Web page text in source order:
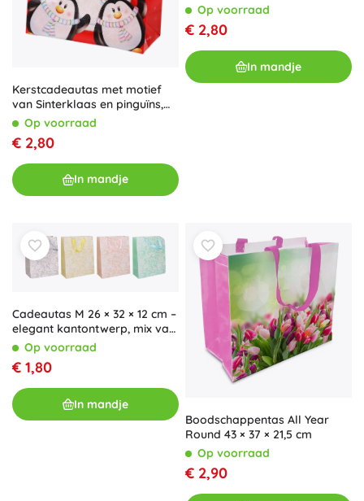
Kerstcadeautas met motief
van Sinterklaas en pinguïns,
rood, 22 × 22 × 11 cm
Op voorraad
€ 2,80
In mandje
Op voorraad
€ 2,80
In mandje
Cadeautas M 26 × 32 × 12 cm –
elegant kantontwerp, mix van
kleuren
Op voorraad
€ 1,80
In mandje
Boodschappentas All Year
Round 43 × 37 × 21,5 cm
Op voorraad
€ 2,90